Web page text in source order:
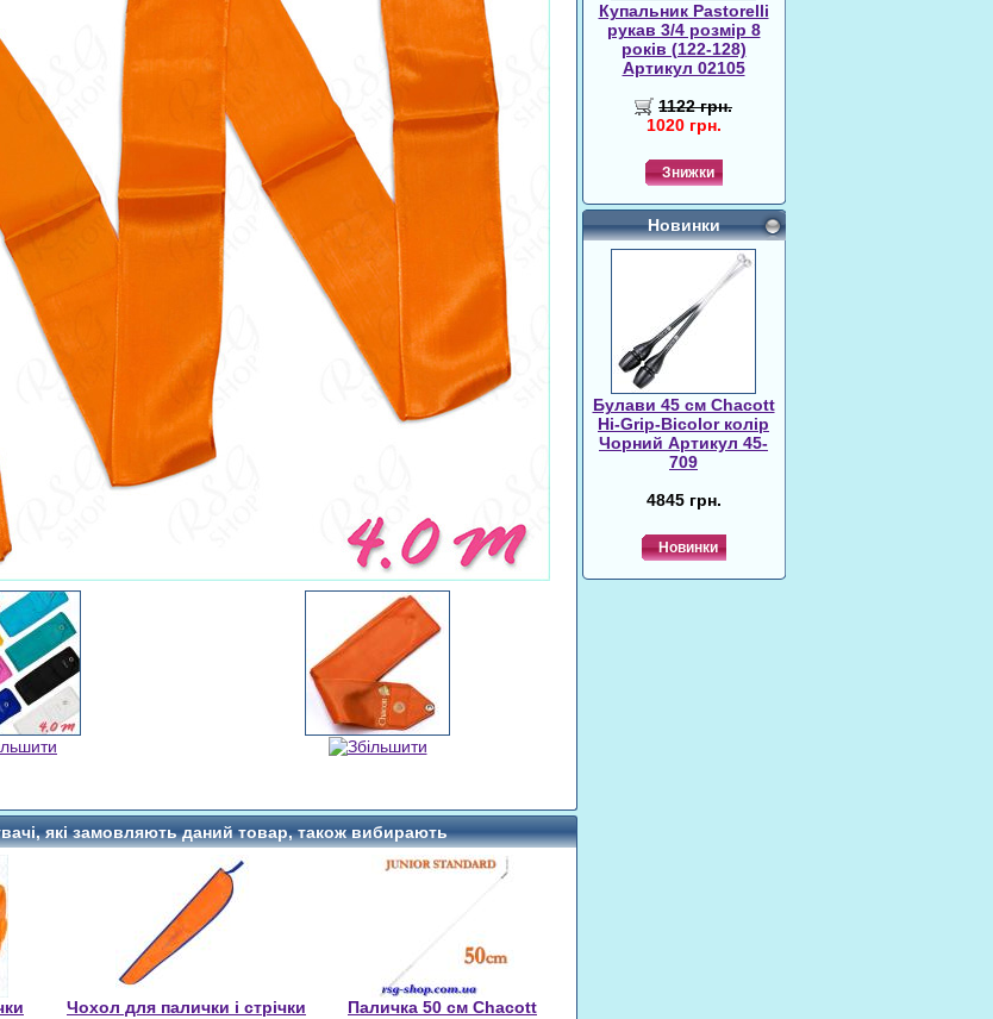
які замовляють даний товар, також вибирають
Чохол для палички і стрічки
Паличка 50 см Chacott
Купальник Pastorelli
рукав 3/4 розмір 8
років (122-128)
Артикул 02105
1122 грн.
1020 грн.
Знижки
Новинки
Булави 45 cм Chacott
Hi-Grip-Bicolor колір
Чорний Артикул 45-
709
4845 грн.
Новинки